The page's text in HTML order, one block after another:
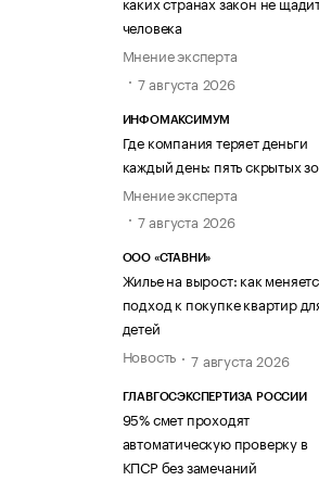
человека
Мнение эксперта
7 августа 2026
ИНФОМАКСИМУМ
Где компания теряет деньги
каждый день: пять скрытых
Мнение эксперта
7 августа 2026
ООО «СТАВНИ»
Жилье на вырост: как
подход к покупке квартир
детей
Новость
7 августа 2026
ГЛАВГОСЭКСПЕРТИЗА РОССИИ
95% смет проходят
автоматическую проверку в
КПСР без замечаний